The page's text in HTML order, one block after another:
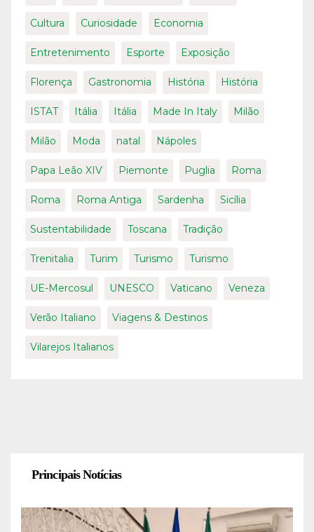
Cultura Curiosidade Economia
Entretenimento Esporte Exposição
Florença Gastronomia História História
ISTAT Itália Itália Made In Italy Milão
Milão Moda natal Nápoles
Papa Leão XIV Piemonte Puglia Roma
Roma Roma Antiga Sardenha Sicília
Sustentabilidade Toscana Tradição
Trenitalia Turim Turismo Turismo
UE-Mercosul UNESCO Vaticano Veneza
Verão Italiano Viagens & Destinos
Vilarejos Italianos
Principais Notícias